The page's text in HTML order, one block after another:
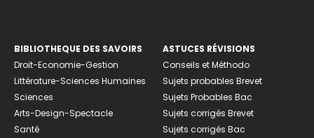
BIBLIOTHEQUE DES SAVOIRS
Droit-Economie-Gestion
Littérature-Sciences Humaines
Sciences
Arts-Design-Spectacle
Santé
ASTUCES RÉVISIONS
Conseils et Méthodo
Sujets probables Brevet
Sujets Probables Bac
Sujets corrigés Brevet
Sujets corrigés Bac